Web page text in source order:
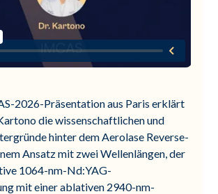
2026-Präsentation aus Paris erklärt
die wissenschaftlichen und
hinter dem Aerolase Reverse-
Ansatz mit zwei Wellenlängen, der
1064-nm-Nd:YAG-
mit einer ablativen 2940-nm-